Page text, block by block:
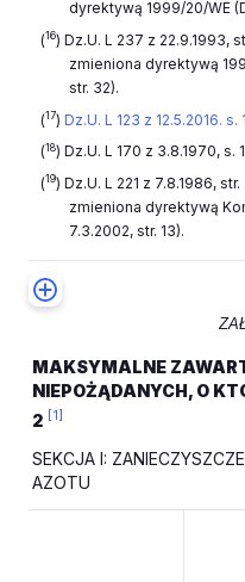
dyrektywą 1999/20/WE (
(16) Dz.U. L 237 z 22.9.1993,
zmieniona dyrektywą
str. 32).
(17) Dz.U. L 123 z 12.5.2016. s. 1
(18) Dz.U. L 170 z 3.8.1970, s. 1
(19) Dz.U. L 221 z 7.8.1986, str.
zmieniona dyrektywą
7.3.2002, str. 13).
MAKSYMALNE
NIEPOŻĄDANYCH, O
2 [1]
SEKCJA I:
AZOTU